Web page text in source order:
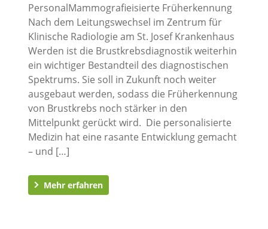
PersonalMammografieisierte Früherkennung
Nach dem Leitungswechsel im Zentrum für
Klinische Radiologie am St. Josef Krankenhaus
Werden ist die Brustkrebsdiagnostik weiterhin
ein wichtiger Bestandteil des diagnostischen
Spektrums. Sie soll in Zukunft noch weiter
ausgebaut werden, sodass die Früherkennung
von Brustkrebs noch stärker in den
Mittelpunkt gerückt wird. Die personalisierte
Medizin hat eine rasante Entwicklung gemacht
– und […]
Mehr erfahren